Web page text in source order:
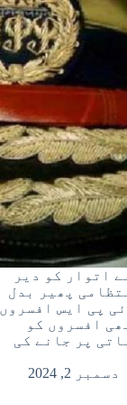
اتوار کو دیر
پھیر بدل
سینئر آئی پی ایس افسروں
افسروں کو
پر جانے کی
دسمبر 2, 2024